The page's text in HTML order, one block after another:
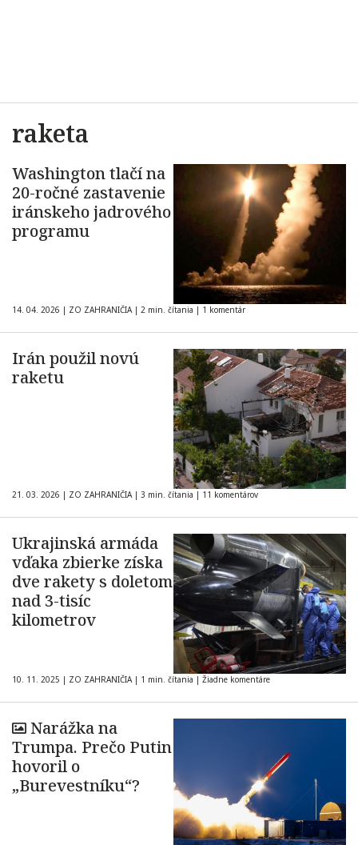
raketa
Washington tlačí na
20-ročné zastavenie
iránskeho jadrového
programu
14. 04. 2026 | ZO ZAHRANIČIA | 2 min. čítania | 1 komentár
Irán použil novú
raketu
21. 03. 2026 | ZO ZAHRANIČIA | 3 min. čítania | 11 komentárov
Ukrajinská armáda
vďaka zbierke získa
dve rakety s doletom
nad 3-tisíc
kilometrov
10. 11. 2025 | ZO ZAHRANIČIA | 1 min. čítania | Žiadne komentáre
Narážka na
Trumpa. Prečo Putin
hovoril o
„Burevestníku“?